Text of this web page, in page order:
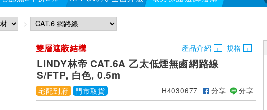
雙層遮蔽結構 產品介紹 規格
LINDY林帝 CAT.6A 乙太低煙無鹵網路線
S/FTP, 白色, 0.5m
宅配到府 門市取貨 H4030677 分享 分享